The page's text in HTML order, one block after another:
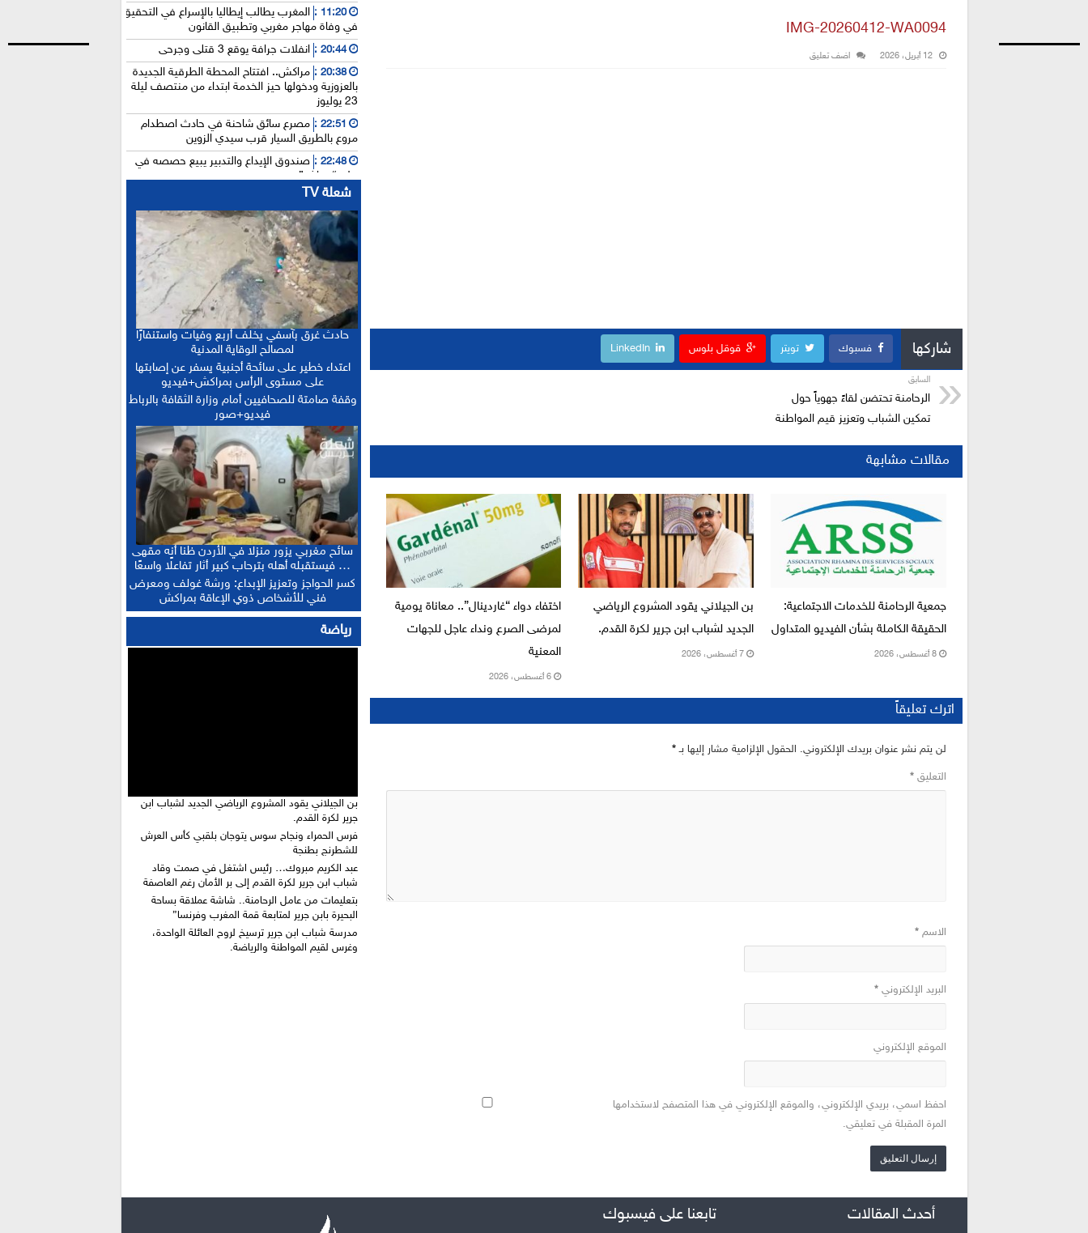
11:20 :
المغرب يطالب إيطاليا بالإسراع في التحقيق
في وفاة مهاجر مغربي وتطبيق القانون
20:44 : انفلات جرافة يوقع 3 قتلى وجرحى
20:38 :
مراكش.. افتتاح المحطة الطرقية الجديدة
بالعزوزية ودخولها حيز الخدمة ابتداء من منتصف ليلة
23 يوليوز
22:51 :
مصرع سائق شاحنة في حادث اصطدام
مروع بالطريق السيار قرب سيدي الزوين
22:48 :
صندوق الإيداع والتدبير يبيع حصصه في
بنك “سياش”
15:25 :
عامل بناء يلقى مصرعه إثر سقوطه من
الطابق الثاني بورش بالمدينة العتيقة لمراكش
15:21 :
أخنوش: الاجتماع المغربي-الفرنسي يطلق
التنفيذ العملي للشراكة الاستثنائية
15:13 :
“حصيلة إيجابية”.. فرنسا والمغرب يعززان
التعاون الأمني والاقتصادي بمعاهدات غير مسبوقة
15:06 :
الدكتورة أمل العباسي.. نموذج للأستاذة
الجامعية التي تجمع بين التميز الأكاديمي والالتزام
التربوي
12:16 :
بعد إجراء الاستدراكية.. الإعلان عن النتائج
النهائية للبكالوريا ونسبة النجاح تتجاوز 81 في المائة
شعلة TV
حادث غرق بآسفي يخلف أربع وفيات واستنفارًا
لمصالح الوقاية المدنية
اعتداء خطير على سائحة أجنبية يسفر عن إصابتها
على مستوى الرأس بمراكش+فيديو
وقفة صامتة للصحافيين أمام وزارة الثقافة بالرباط
فيديو+صور
سائح مغربي يزور منزلا في الأردن ظنا أنه مقهى
… فيستقبله أهله بترحاب كبير أثار تفاعلًا واسعًا
كسر الحواجز وتعزيز الإبداع: ورشة غولف ومعرض
فني للأشخاص ذوي الإعاقة بمراكش
رياضة
بن الجيلاني يقود المشروع الرياضي الجديد لشباب ابن
جرير لكرة القدم.
فرس الحمراء ونجاح سوس يتوجان بلقبي كأس العرش
للشطرنج بطنجة
عبد الكريم مبروك… رئيس اشتغل في صمت وقاد
شباب ابن جرير لكرة القدم إلى بر الأمان رغم العاصفة
بتعليمات من عامل الرحامنة.. شاشة عملاقة بساحة
البحيرة بابن جرير لمتابعة قمة المغرب وفرنسا”
​مدرسة شباب ابن جرير ترسيخ لروح العائلة الواحدة،
وغرس لقيم المواطنة والرياضة.
IMG-20260412-WA0094
12 أبريل، 2026 اضف تعليق
شاركها فسبوك تويتر قوقل بلوس LinkedIn
السابق
الرحامنة تحتضن لقاءً جهوياً حول
تمكين الشباب وتعزيز قيم المواطنة
مقالات مشابهة
جمعية الرحامنة للخدمات الاجتماعية:
الحقيقة الكاملة بشأن الفيديو المتداول
8 أغسطس، 2026
بن الجيلاني يقود المشروع الرياضي
الجديد لشباب ابن جرير لكرة القدم.
7 أغسطس، 2026
اختفاء دواء “غاردينال”.. معاناة يومية
لمرضى الصرع ونداء عاجل للجهات
المعنية
6 أغسطس، 2026
اترك تعليقاً
لن يتم نشر عنوان بريدك الإلكتروني. الحقول الإلزامية مشار إليها بـ*
التعليق*
الاسم*
البريد الإلكتروني*
الموقع الإلكتروني
احفظ اسمي، بريدي الإلكتروني، والموقع الإلكتروني في هذا المتصفح لاستخدامها
المرة المقبلة في تعليقي.
أحدث المقالات تابعنا على فيسبوك